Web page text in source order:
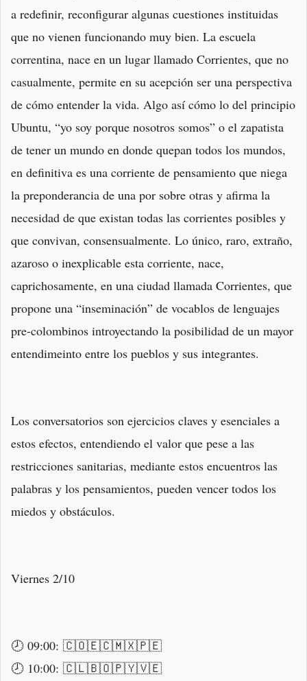
a redefinir, reconfigurar algunas cuestiones instituidas
que no vienen funcionando muy bien. La escuela
correntina, nace en un lugar llamado Corrientes, que no
casualmente, permite en su acepción ser una perspectiva
de cómo entender la vida. Algo así cómo lo del principio
Ubuntu, “yo soy porque nosotros somos” o el zapatista
de tener un mundo en donde quepan todos los mundos,
en definitiva es una corriente de pensamiento que niega
la preponderancia de una por sobre otras y afirma la
necesidad de que existan todas las corrientes posibles y
que convivan, consensualmente. Lo único, raro, extraño,
azaroso o inexplicable esta corriente, nace,
caprichosamente, en una ciudad llamada Corrientes, que
propone una “inseminación” de vocablos de lenguajes
pre-colombinos introyectando la posibilidad de un mayor
entendimeinto entre los pueblos y sus integrantes.
Los conversatorios son ejercicios claves y esenciales a
estos efectos, entendiendo el valor que pese a las
restricciones sanitarias, mediante estos encuentros las
palabras y los pensamientos, pueden vencer todos los
miedos y obstáculos.
Viernes 2/10
🕗 09:00: 🇨🇴🇪🇨🇲🇽🇵🇪
🕗 10:00: 🇨🇱🇧🇴🇵🇾🇻🇪